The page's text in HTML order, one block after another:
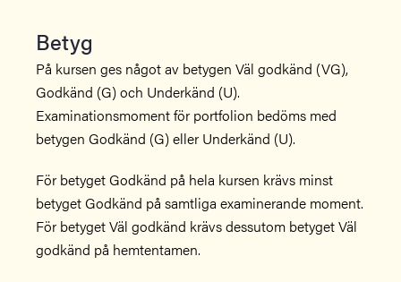
Betyg
På kursen ges något av betygen Väl godkänd (VG),
Godkänd (G) och Underkänd (U).
Examinationsmoment för portfolion bedöms med
betygen Godkänd (G) eller Underkänd (U).
För betyget Godkänd på hela kursen krävs minst
betyget Godkänd på samtliga examinerande moment.
För betyget Väl godkänd krävs dessutom betyget Väl
godkänd på hemtentamen.